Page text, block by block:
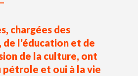
chargées des
de l'éducation et de
de la culture, ont
pétrole et oui à la vie